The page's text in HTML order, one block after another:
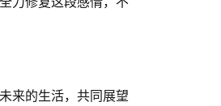
来的生活，共同展望